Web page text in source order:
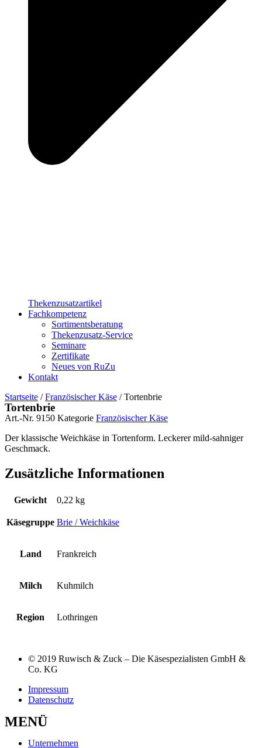
Thekenzusatzartikel
Fachkompetenz
Sortimentsberatung
Thekenzusatz-Service
Seminare
Zertifikate
Neues von RuZu
Kontakt
Startseite /Französischer Käse / Tortenbrie
Tortenbrie
Art.-Nr. 9150 Kategorie Französischer Käse
Der klassische Weichkäse in Tortenform. Leckerer mild-sahniger
Geschmack.
Zusätzliche Informationen
Gewicht 0,22 kg
Käsegruppe Brie / Weichkäse
Land Frankreich
Milch Kuhmilch
Region Lothringen
© 2019 Ruwisch & Zuck – Die Käsespezialisten GmbH &
Co. KG
Impressum
Datenschutz
MENÜ
Unternehmen